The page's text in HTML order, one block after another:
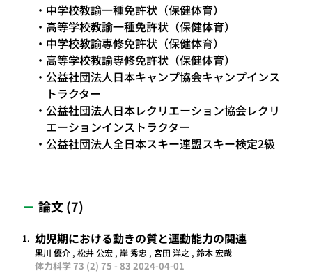
中学校教諭一種免許状（保健体育）
高等学校教諭一種免許状（保健体育）
中学校教諭専修免許状（保健体育）
高等学校教諭専修免許状（保健体育）
公益社団法人日本キャンプ協会キャンプインス
トラクター
公益社団法人日本レクリエーション協会レクリ
エーションインストラクター
公益社団法人全日本スキー連盟スキー検定2級
論文 (7)
1. 幼児期における動きの質と運動能力の関連
黒川 優介 , 松井 公宏 , 岸 秀忠 , 宮田 洋之 , 鈴木 宏哉
体力科学 73 (2) 75 - 83 2024-04-01